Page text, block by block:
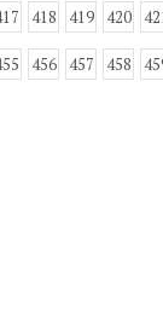
418 419 420
456 457 458